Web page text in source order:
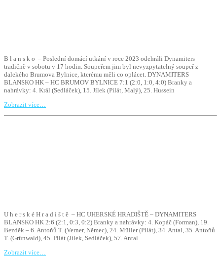
B l a n s k o – Poslední domácí utkání v roce 2023 odehráli Dynamiters
tradičně v sobotu v 17 hodin. Soupeřem jim byl nevyzpytatelný soupeř z
dalekého Brumova Bylnice, kterému měli co oplácet. DYNAMITERS
BLANSKO HK – HC BRUMOV BYLNICE 7:1 (2:0, 1:0, 4:0) Branky a
nahrávky: 4. Král (Sedláček), 15. Jílek (Pilát, Malý), 25. Hussein
Zobrazit více…
U h e r s k é H r a d i š t ě – HC UHERSKÉ HRADIŠTĚ – DYNAMITERS
BLANSKO HK 2:6 (2:1, 0:3, 0:2) Branky a nahrávky: 4. Kopáč (Forman), 19.
Bezděk – 6. Antoňů T. (Verner, Němec), 24. Müller (Pilát), 34. Antal, 35. Antoňů
T. (Grünwald), 45. Pilát (Jílek, Sedláček), 57. Antal
Zobrazit více…